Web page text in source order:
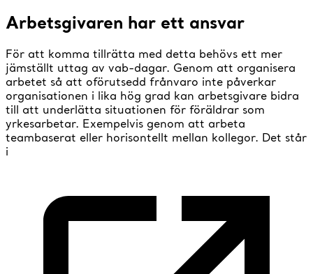
Arbetsgivaren har ett ansvar
För att komma tillrätta med detta behövs ett mer
jämställt uttag av vab-dagar. Genom att organisera
arbetet så att oförutsedd frånvaro inte påverkar
organisationen i lika hög grad kan arbetsgivare bidra
till att underlätta situationen för föräldrar som
yrkesarbetar. Exempelvis genom att arbeta
teambaserat eller horisontellt mellan kollegor. Det står
i